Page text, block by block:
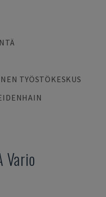
TYÖSTÖKESKUS
Vario